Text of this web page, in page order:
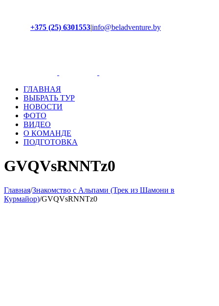
+375 (25) 6301553|info@beladventure.by
ГЛАВНАЯ
ВЫБРАТЬ ТУР
НОВОСТИ
ФОТО
ВИДЕО
О КОМАНДЕ
ПОДГОТОВКА
GVQVsRNNTz0
Главная/Знакомство с Альпами (Трек из Шамони в
Курмайор)/GVQVsRNNTz0